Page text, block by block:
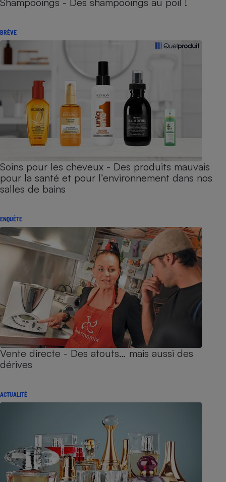
BRÈVE
Soins pour les cheveux - Des produits mauvais
pour la santé et pour l’environnement dans nos
salles de bains
ENQUÊTE
Vente directe - Des atouts… mais aussi des
dérives
ACTUALITÉ